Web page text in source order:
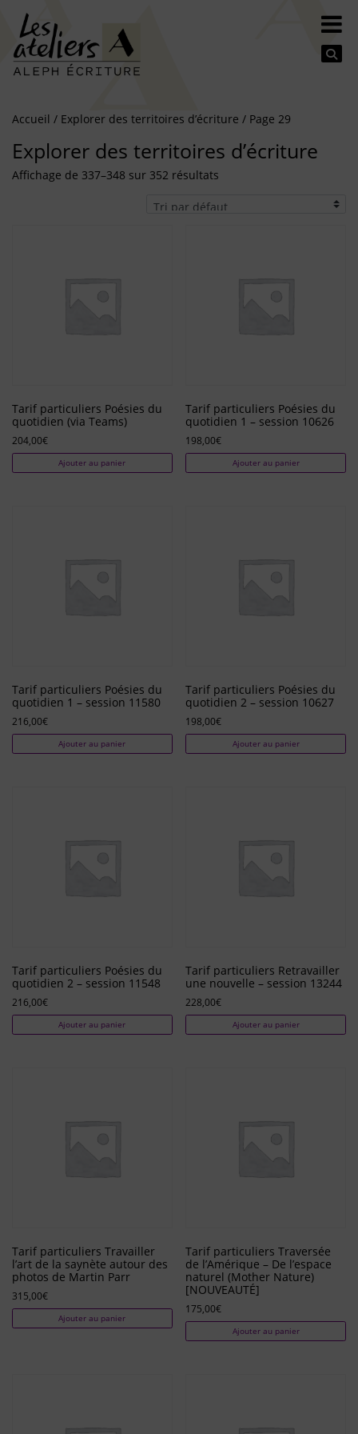
Accueil / Explorer des territoires d’écriture / Page 29
Explorer des territoires d’écriture
Affichage de 337–348 sur 352 résultats
Tarif particuliers Poésies du
quotidien (via Teams)
204,00€
Ajouter au panier
Tarif particuliers Poésies du
quotidien 1 – session 10626
198,00€
Ajouter au panier
Tarif particuliers Poésies du
quotidien 1 – session 11580
216,00€
Ajouter au panier
Tarif particuliers Poésies du
quotidien 2 – session 10627
198,00€
Ajouter au panier
Tarif particuliers Poésies du
quotidien 2 – session 11548
216,00€
Ajouter au panier
Tarif particuliers Retravailler
une nouvelle – session 13244
228,00€
Ajouter au panier
Tarif particuliers Travailler
l’art de la saynète autour des
photos de Martin Parr
315,00€
Ajouter au panier
Tarif particuliers Traversée
de l’Amérique – De l’espace
naturel (Mother Nature)
[NOUVEAUTÉ]
175,00€
Ajouter au panier